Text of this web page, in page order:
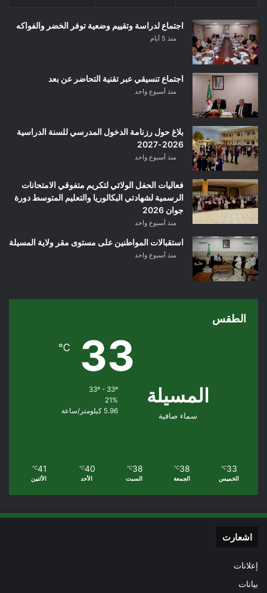
اجتماع لدراسة وتقييم وضعية توفر الخضر والفواكه
منذ 5 أيام
اجتماع تنسيقي عبر تقنية التحاضر عن بعد
منذ أسبوع واحد
بلاغ حول رزنامة الدخول المدرسي للسنة الدراسية
2026-2027
منذ أسبوع واحد
فعاليات الحفل الولائي لتكريم متفوقي الامتحانات
الرسمية لشهادتي البكالوريا والتعليم المتوسط دورة
جوان 2026
منذ أسبوع واحد
استقبالات المواطنين على مستوى مقر ولاية المسيلة
منذ أسبوع واحد
الطقس
المسيلة
سماء صافية
33
℃
33º - 33º
21%
5.96 كيلومتر/ساعة
33
℃
الخميس
38
℃
الجمعة
38
℃
السبت
40
℃
الأحد
41
℃
الأثنين
اشعارت
إعلانات
بيانات